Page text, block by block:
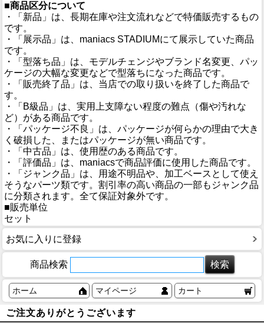
■商品区分について
・「新品」は、長期在庫や注文流れなどで特価販売するもの
です。
・「展示品」は、maniacs STADIUMにて展示していた商品
です。
・「型落ち品」は、モデルチェンジやブランド名変更、パッ
ケージの大幅な変更などで型落ちになった商品です。
・「販売終了品」は、当店での取り扱いを終了した商品で
す。
・「B級品」は、実用上支障ない程度の難点（傷や汚れな
ど）がある商品です。
・「パッケージ不良」は、パッケージが何らかの理由で大き
く破損した、またはパッケージが無い商品です。
・「中古品」は、使用歴のある商品です。
・「評価品」は、maniacsで商品評価に使用した商品です。
・「ジャンク品」は、用途不明品や、加工ベースとして使え
そうなパーツ類です。割引率の高い商品の一部もジャンク品
に分類されます。全て保証対象外です。
■販売単位
セット
お気に入りに登録
商品検索
ホーム マイページ カート
ご注文ありがとうございます